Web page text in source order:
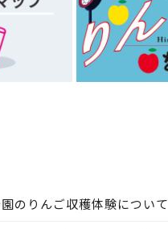
のりんご収穫体験について